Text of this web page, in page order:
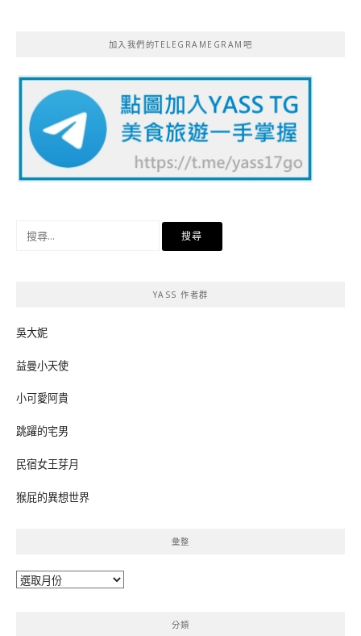
加入我們的TELEGRAMEGRAM吧
YASS 作者群
吳大妮
益曼小天使
小可愛阿貴
跳躍的宅男
民宿女王芽月
猴屁的異想世界
彙整
彙
分類